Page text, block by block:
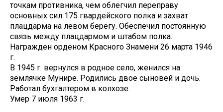
точкам противника, чем облегчил переправу
основных сил 175 гвардейского полка и захват
плацдарма на левом берегу. Обеспечил постоянную
связь между плацдармом и штабом полка.
Награжден орденом Красного Знамени 26 марта 1946
г.
В 1945 г. вернулся в родное село, женился на
землячке Мунире. Родились двое сыновей и дочь.
Работал бухгалтером в колхозе.
Умер 7 июля 1963 г.